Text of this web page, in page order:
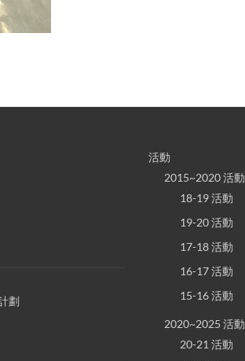
劃
活動
2015~2020 活動
18-19 活動
19-20 活動
17-18 活動
16-17 活動
15-16 活動
2020~2025 活動
20-21 活動